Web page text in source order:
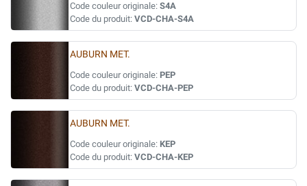
Code couleur originale: S4A
Code du produit: VCD-CHA-S4A
AUBURN MET.
Code couleur originale: PEP
Code du produit: VCD-CHA-PEP
AUBURN MET.
Code couleur originale: KEP
Code du produit: VCD-CHA-KEP